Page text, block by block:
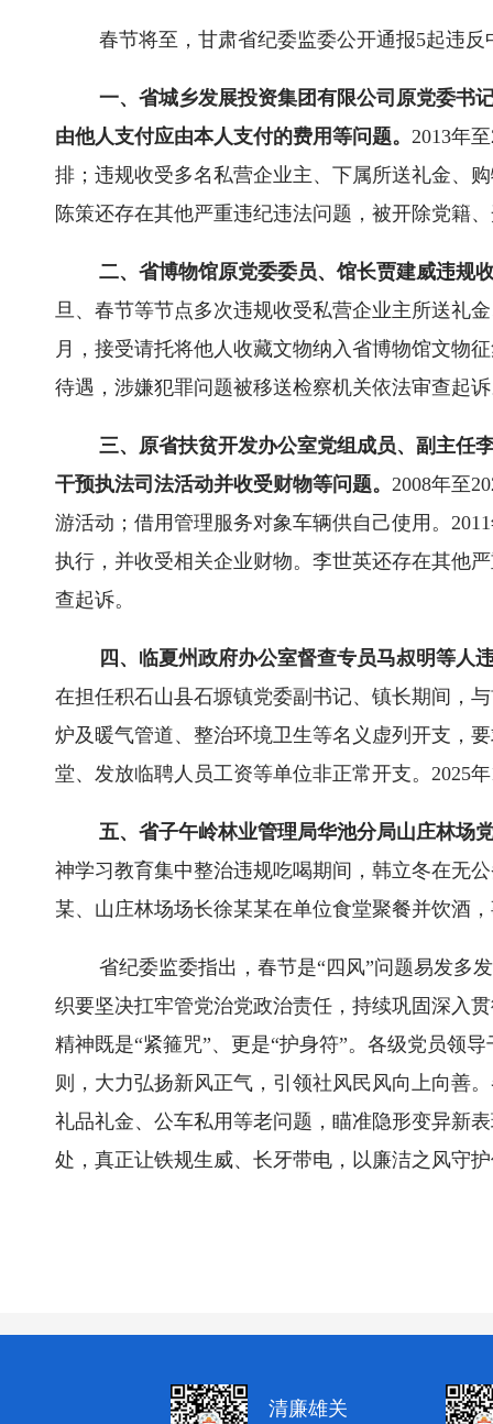
春节将至，甘肃省纪委监委公开通报5起违
一、省城乡发展投资集团有限公司原党委书
由他人支付应由本人支付的费用等问题。 2013年
排；违规收受多名私营企业主、下属所送礼金、
陈策还存在其他严重违纪违法问题，被开除党籍
二、省博物馆原党委委员、馆长贾建威违规
旦、春节等节点多次违规收受私营企业主所送礼
月，接受请托将他人收藏文物纳入省博物馆文物
待遇，涉嫌犯罪问题被移送检察机关依法审查起
三、原省扶贫开发办公室党组成员、副主任
干预执法司法活动并收受财物等问题。 2008年至
游活动；借用管理服务对象车辆供自己使用。
执行，并收受相关企业财物。李世英还存在其他
查起诉。
四、临夏州政府办公室督查专员马叔明等人
在担任积石山县石塬镇党委副书记、镇长期间，
炉及暖气管道、整治环境卫生等名义虚列开支，
堂、发放临聘人员工资等单位非正常开支。2025
五、省子午岭林业管理局华池分局山庄林场
神学习教育集中整治违规吃喝期间，韩立冬在无
某、山庄林场场长徐某某在单位食堂聚餐并饮酒
省纪委监委指出，春节是“四风”问题易发多
织要坚决扛牢管党治党政治责任，持续巩固深入
精神既是“紧箍咒”、更是“护身符”。各级党员领
则，大力弘扬新风正气，引领社风民风向上向善
礼品礼金、公车私用等老问题，瞄准隐形变异新
处，真正让铁规生威、长牙带电，以廉洁之风守
清廉雄关